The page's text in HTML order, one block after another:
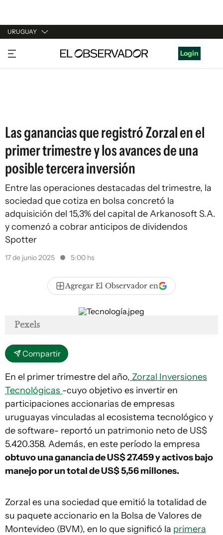
URUGUAY
URUGUAY
ARGENTINA
Login
Las ganancias que registró Zorzal en el
primer trimestre y los avances de una
posible tercera inversión
Entre las operaciones destacadas del trimestre, la
sociedad que cotiza en bolsa concretó la
adquisición del 15,3% del capital de Arkanosoft S.A.
y comenzó a cobrar anticipos de dividendos
Spotter
17 de junio 2025 5:00 hs
Agregar El Observador en
Pexels
Compartir
En el primer trimestre del año, Zorzal Inversiones
Tecnológicas -cuyo objetivo es invertir en
participaciones accionarias de empresas
uruguayas vinculadas al ecosistema tecnológico y
de software- reportó un patrimonio neto de US$
5.420.358. Además, en este período la empresa
obtuvo una ganancia de US$ 27.459 y activos bajo
manejo por un total de US$ 5,56 millones.
Zorzal es una sociedad que emitió la totalidad de
su paquete accionario en la Bolsa de Valores de
Montevideo (BVM), en lo que significó la primera